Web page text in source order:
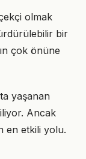
olmak
bir
çok önüne
yaşanan
Ancak
en etkili yolu.